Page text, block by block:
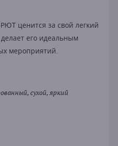
ценится за свой легкий
его идеальным
мероприятий.
сухой, яркий